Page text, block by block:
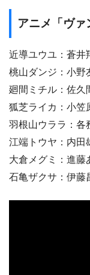
アニメ「ヴ
近導ユウユ：蒼井
桃山ダンジ：小野
廻間ミチル：佐久
狐芝ライカ：小笠
羽根山ウララ：各
江端トウヤ：内田
大倉メグミ：進藤
石亀ザクサ：伊藤